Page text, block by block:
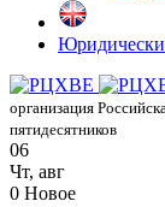
организация
пятидесятников
06
Чт, авг
0 Новое